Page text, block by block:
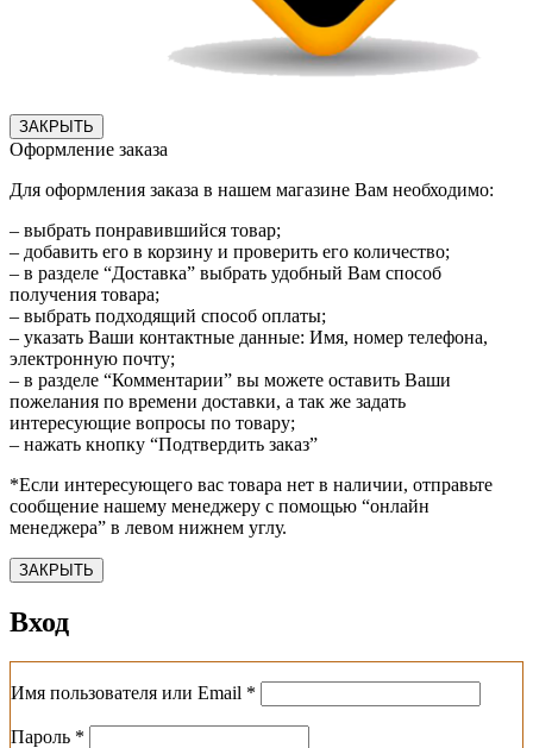
ЗАКРЫТЬ
Оформление заказа
Для оформления заказа в нашем магазине Вам необходимо:
– выбрать понравившийся товар;
– добавить его в корзину и проверить его количество;
– в разделе “Доставка” выбрать удобный Вам способ
получения товара;
– выбрать подходящий способ оплаты;
– указать Ваши контактные данные: Имя, номер телефона,
электронную почту;
– в разделе “Комментарии” вы можете оставить Ваши
пожелания по времени доставки, а так же задать
интересующие вопросы по товару;
– нажать кнопку “Подтвердить заказ”
*Если интересующего вас товара нет в наличии, отправьте
сообщение нашему менеджеру с помощью “онлайн
менеджера” в левом нижнем углу.
ЗАКРЫТЬ
Вход
Имя пользователя или Email *
Пароль *